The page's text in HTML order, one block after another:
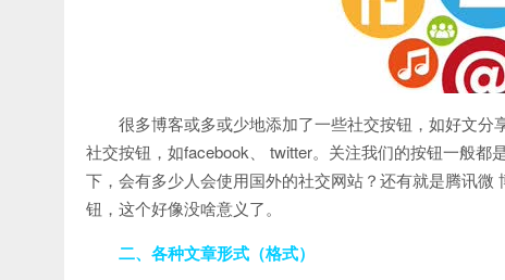
很多博客或多或少地添加了一些社交按钮，如好文
社交按钮，如facebook、 twitter。关注我们的按钮一般
下，会有多少人会使用国外的社交网站？还有就是腾讯
钮，这个好像没啥意义了。
二、各种文章形式（格式）